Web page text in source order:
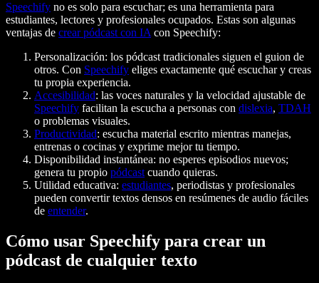
Speechify no es solo para escuchar; es una herramienta para
estudiantes, lectores y profesionales ocupados. Estas son algunas
ventajas de crear pódcast con IA con Speechify:
Personalización: los pódcast tradicionales siguen el guion de
otros. Con Speechify eliges exactamente qué escuchar y creas
tu propia experiencia.
Accesibilidad: las voces naturales y la velocidad ajustable de
Speechify facilitan la escucha a personas con dislexia, TDAH
o problemas visuales.
Productividad: escucha material escrito mientras manejas,
entrenas o cocinas y exprime mejor tu tiempo.
Disponibilidad instantánea: no esperes episodios nuevos;
genera tu propio pódcast cuando quieras.
Utilidad educativa: estudiantes, periodistas y profesionales
pueden convertir textos densos en resúmenes de audio fáciles
de entender.
Cómo usar Speechify para crear un
pódcast de cualquier texto